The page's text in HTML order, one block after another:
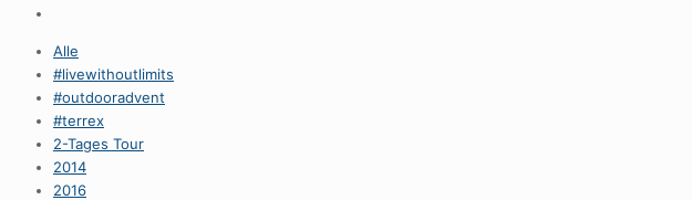
Alle
#livewithoutlimits
#outdooradvent
#terrex
2-Tages Tour
2014
2016